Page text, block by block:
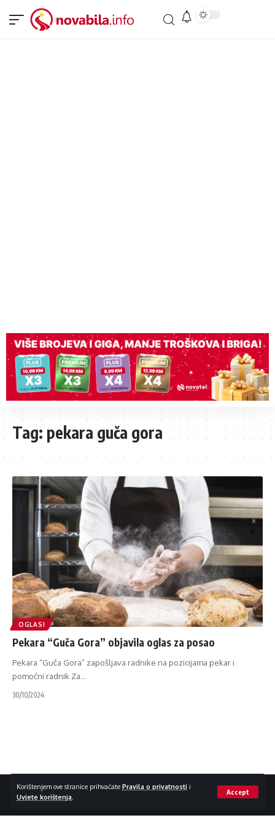
Korištenjem ove stranice prihvaćate Pravila o privatnosti i
Uvjete korištenja
Accept
Tag: pekara guča gora
OGLASI
Pekara “Guča Gora” objavila oglas za posao
Pekara “Guča Gora” zapošljava radnike na pozicijama pekar i
pomoćni radnik Za…
30/10/2024
Impressum / Kontakt Zaštita privatnosti